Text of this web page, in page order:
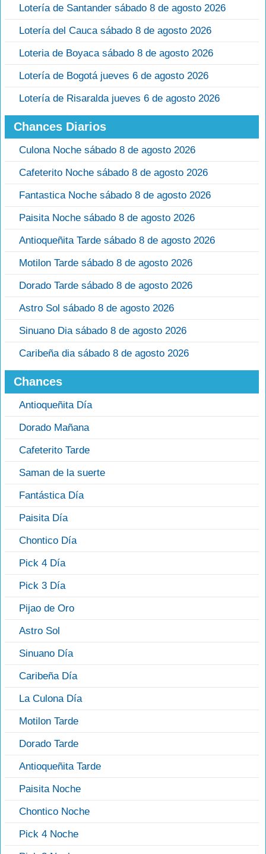
Lotería de Santander sábado 8 de agosto 2026
Lotería del Cauca sábado 8 de agosto 2026
Loteria de Boyaca sábado 8 de agosto 2026
Lotería de Bogotá jueves 6 de agosto 2026
Lotería de Risaralda jueves 6 de agosto 2026
Chances Diarios
Culona Noche sábado 8 de agosto 2026
Cafeterito Noche sábado 8 de agosto 2026
Fantastica Noche sábado 8 de agosto 2026
Paisita Noche sábado 8 de agosto 2026
Antioqueñita Tarde sábado 8 de agosto 2026
Motilon Tarde sábado 8 de agosto 2026
Dorado Tarde sábado 8 de agosto 2026
Astro Sol sábado 8 de agosto 2026
Sinuano Dia sábado 8 de agosto 2026
Caribeña dia sábado 8 de agosto 2026
Chances
Antioqueñita Día
Dorado Mañana
Cafeterito Tarde
Saman de la suerte
Fantástica Día
Paisita Día
Chontico Día
Pick 4 Día
Pick 3 Día
Pijao de Oro
Astro Sol
Sinuano Día
Caribeña Día
La Culona Día
Motilon Tarde
Dorado Tarde
Antioqueñita Tarde
Paisita Noche
Chontico Noche
Pick 4 Noche